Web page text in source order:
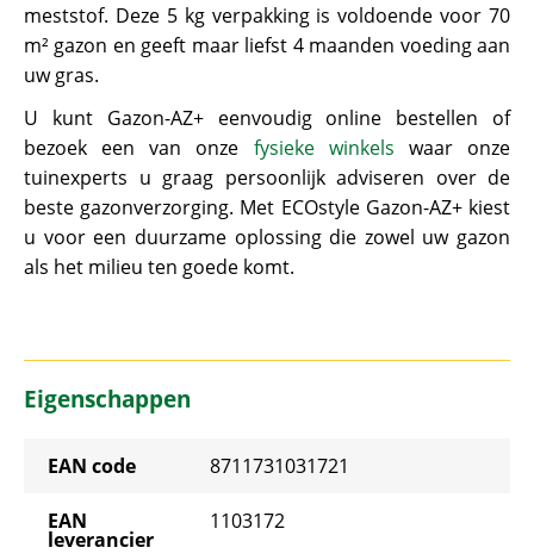
meststof. Deze 5 kg verpakking is voldoende voor 70
m² gazon en geeft maar liefst 4 maanden voeding aan
uw gras.
U kunt Gazon-AZ+ eenvoudig online bestellen of
bezoek een van onze fysieke winkels waar onze
tuinexperts u graag persoonlijk adviseren over de
beste gazonverzorging. Met ECOstyle Gazon-AZ+ kiest
u voor een duurzame oplossing die zowel uw gazon
als het milieu ten goede komt.
Eigenschappen
EAN code 8711731031721
EAN
leverancier
1103172